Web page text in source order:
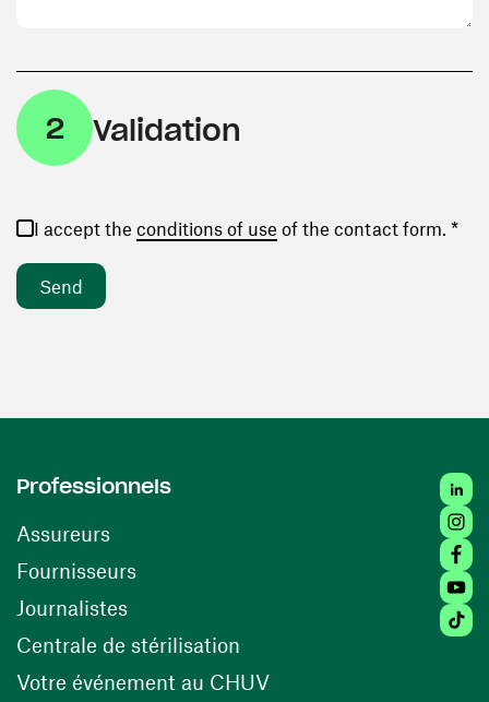
2 Validation
I accept the conditions of use (opens in a new window)
of the contact form. *
Professionnels
Assureurs
Fournisseurs(opens in a new window)
Journalistes
Centrale de stérilisation (opens in a new window)
Votre événement au CHUV(opens in a new